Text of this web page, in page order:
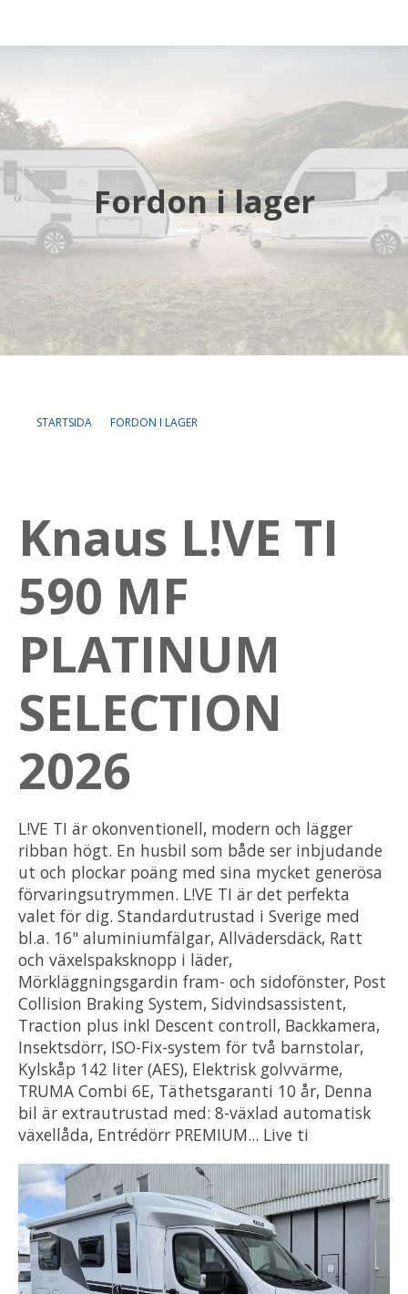
Husbilar
Butik
Fordon i lager
STARTSIDA FORDON I LAGER
Knaus L!VE TI
590 MF
PLATINUM
SELECTION
2026
L!VE TI är okonventionell, modern och lägger
ribban högt. En husbil som både ser inbjudande
ut och plockar poäng med sina mycket generösa
förvaringsutrymmen. L!VE TI är det perfekta
valet för dig. Standardutrustad i Sverige med
bl.a. 16" aluminiumfälgar, Allvädersdäck, Ratt
och växelspaksknopp i läder,
Mörkläggningsgardin fram- och sidofönster, Post
Collision Braking System, Sidvindsassistent,
Traction plus inkl Descent controll, Backkamera,
Insektsdörr, ISO-Fix-system för två barnstolar,
Kylskåp 142 liter (AES), Elektrisk golvvärme,
TRUMA Combi 6E, Täthetsgaranti 10 år, Denna
bil är extrautrustad med: 8-växlad automatisk
växellåda, Entrédörr PREMIUM... Live ti